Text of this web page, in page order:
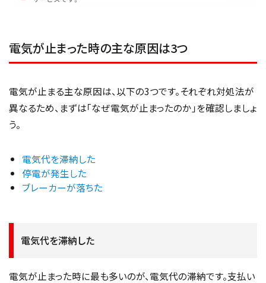
電気が止まった時の主な原因は3つ
電気が止まる主な原因は、以下の3つです。それぞれ対処法が
異なるため、まずは「なぜ電気が止まったのか」を確認しましょ
う。
電気代を滞納した
停電が発生した
ブレーカーが落ちた
電気代を滞納した
電気が止まった時に最も多いのが、電気代の滞納です。支払い